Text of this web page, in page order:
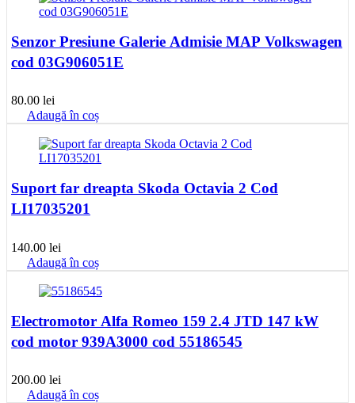
Senzor Presiune Galerie Admisie MAP Volkswagen
cod 03G906051E
80.00 lei
Adaugă în coș
Suport far dreapta Skoda Octavia 2 Cod
LI17035201
140.00 lei
Adaugă în coș
Electromotor Alfa Romeo 159 2.4 JTD 147 kW
cod motor 939A3000 cod 55186545
200.00 lei
Adaugă în coș